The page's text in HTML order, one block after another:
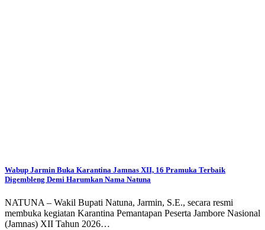
Wabup Jarmin Buka Karantina Jamnas XII, 16 Pramuka Terbaik
Digembleng Demi Harumkan Nama Natuna
NATUNA – Wakil Bupati Natuna, Jarmin, S.E., secara resmi
membuka kegiatan Karantina Pemantapan Peserta Jambore Nasional
(Jamnas) XII Tahun 2026…